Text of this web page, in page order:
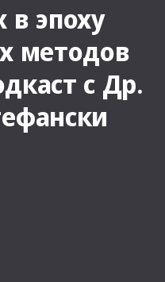
в эпоху
методов
с Др.